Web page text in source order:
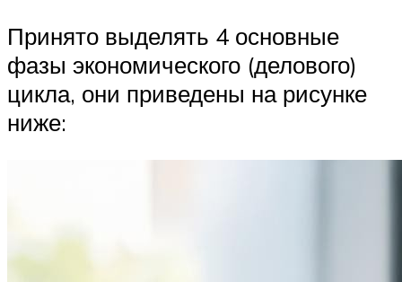
Принято выделять 4 основные
фазы экономического (делового)
цикла, они приведены на рисунке
ниже: